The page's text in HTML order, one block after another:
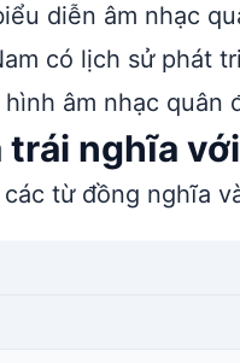
diễn âm nhạc
có lịch sử phát
âm nhạc quân
nghĩa với
từ đồng nghĩa